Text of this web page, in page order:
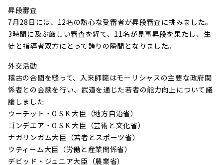
昇段審査
7月28日には、12名の熱心な受審者が昇段審査に挑みました。
3時間に及ぶ厳しい審査を経て、11名が見事昇段を果たし、生
徒と指導者双方にとって誇りの瞬間となりました。
外交活動
稽古の合間を縫って、入来師範はモーリシャスの主要な政府関
係者との会談を行い、武道を通じた若者の能力向上について議
論しました
ウーチット・O.S.K 大臣（地方自治省）
ゴンデエア・O.S.K 大臣（芸術と文化省）
ナガリンガム大臣（若者とスポーツ省）
ウティーム大臣（労働と産業関係省）
デビッド・ジュニア大臣（農業省）